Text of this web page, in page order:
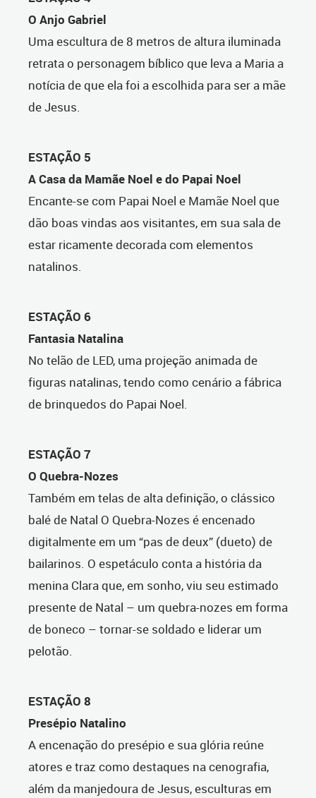
O Anjo Gabriel
Uma escultura de 8 metros de altura iluminada
retrata o personagem bíblico que leva a Maria a
notícia de que ela foi a escolhida para ser a mãe
de Jesus.
ESTAÇÃO 5
A Casa da Mamãe Noel e do Papai Noel
Encante-se com Papai Noel e Mamãe Noel que
dão boas vindas aos visitantes, em sua sala de
estar ricamente decorada com elementos
natalinos.
ESTAÇÃO 6
Fantasia Natalina
No telão de LED, uma projeção animada de
figuras natalinas, tendo como cenário a fábrica
de brinquedos do Papai Noel.
ESTAÇÃO 7
O Quebra-Nozes
Também em telas de alta definição, o clássico
balé de Natal O Quebra-Nozes é encenado
digitalmente em um “pas de deux” (dueto) de
bailarinos. O espetáculo conta a história da
menina Clara que, em sonho, viu seu estimado
presente de Natal – um quebra-nozes em forma
de boneco – tornar-se soldado e liderar um
pelotão.
ESTAÇÃO 8
Presépio Natalino
A encenação do presépio e sua glória reúne
atores e traz como destaques na cenografia,
além da manjedoura de Jesus, esculturas em